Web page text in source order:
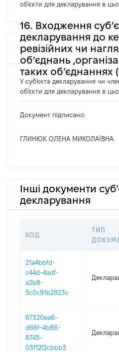
об'єкти для декларування в
16. Входження
декларування до
ревізійних чи
об’єднань
таких об’єднаннях
У суб'єкта декларування чи
об'єкти для декларування в
Документ підписано:
ГЛИНЮК ОЛЕНА МИКОЛАЇВНА
Інші документи
декларування
КОД
ТИП
21a4bbfd-
c44d-4adf-
a2b8-
5c0c91b2923c
67320ea6-
d66f-4b86-
8745-
03f12f2cbbb3